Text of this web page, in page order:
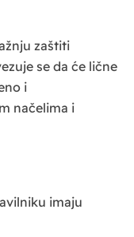
zaštiti
se da će lične
i
načelima i
imaju